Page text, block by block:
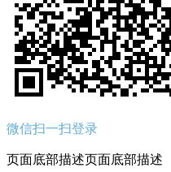
微信扫一扫登录
页面底部描述页面底部描述